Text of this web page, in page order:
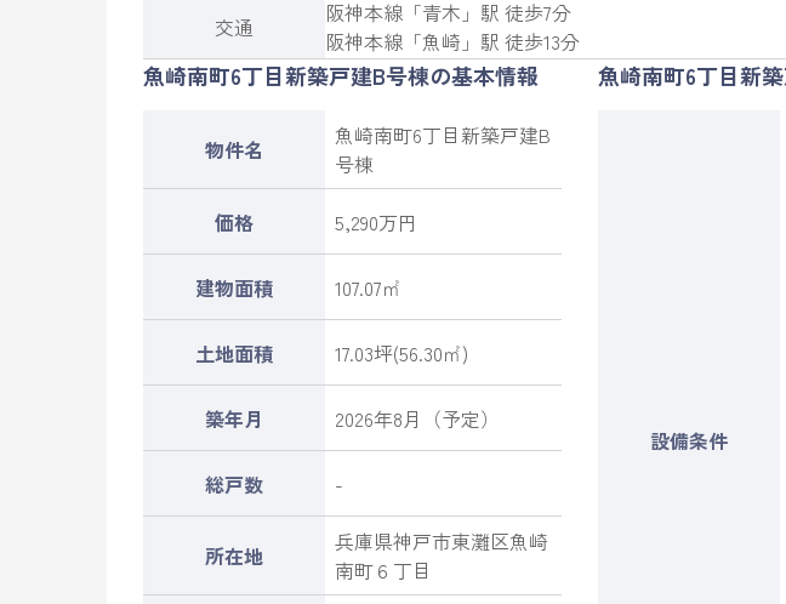
交通 阪神本線 「青木 」駅 徒歩7分
阪神本線 「魚崎 」駅 徒歩13分
魚崎南町6丁目新築戸建B号棟の基本情報
物件名
魚崎南町6丁目新築戸建B
号棟
価格
5,290万円
建物面積 107.07㎡
土地面積 17.03坪(56.30㎡)
築年月 2026年8月（予定）
総戸数 -
所在地 兵庫県神戸市東灘区魚崎
南町６丁目
魚崎南町6丁目新
設備条件